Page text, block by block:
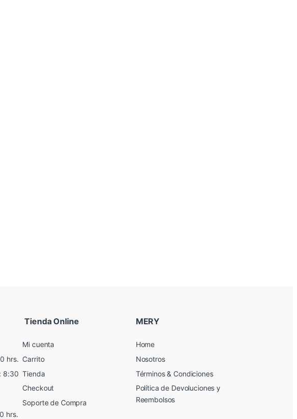
hrs.
8:30
hrs.
Tienda Online
Mi cuenta
Carrito
Tienda
Checkout
Soporte de Compra
MERY
Home
Nosotros
Términos & Condiciones
Política de Devoluciones y
Reembolsos